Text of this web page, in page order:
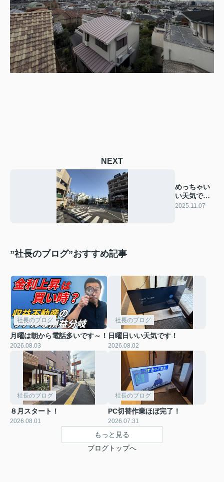
NEXT
めっちゃい
い天気で
清々しい朝
2025.11.07
”社長のブログ”おすすめ記事
社長のブログ
月曜は朝から電話多いです～！
2026.08.03
社長のブログ
日曜日いい天気です！
2026.08.02
社長のブログ
８月スタート！
2026.08.01
社長のブログ
PC切替作業ほぼ完了！
2026.07.31
もっと見る
ブログトップへ